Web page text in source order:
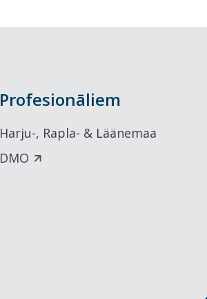
Profesionāliem
Harju-, Rapla- & Läänemaa
DMO